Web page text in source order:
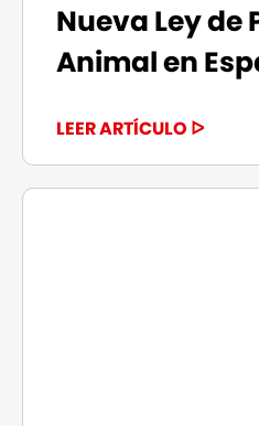
Nueva Ley de
Animal en
LEER ARTÍCULO ᐅ